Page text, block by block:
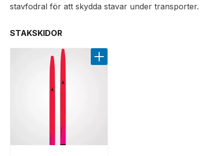
stavfodral för att skydda stavar under transporter.
STAKSKIDOR
Lägg till i favoriter